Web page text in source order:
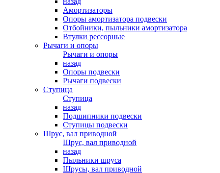
Амортизаторы
Опоры амортизатора подвески
Отбойники, пыльники амортизатора
Втулки рессорные
Рычаги и опоры
Рычаги и опоры
назад
Опоры подвески
Рычаги подвески
Ступица
Ступица
назад
Подшипники подвески
Ступицы подвески
Шрус, вал приводной
Шрус, вал приводной
назад
Пыльники шруса
Шрусы, вал приводной